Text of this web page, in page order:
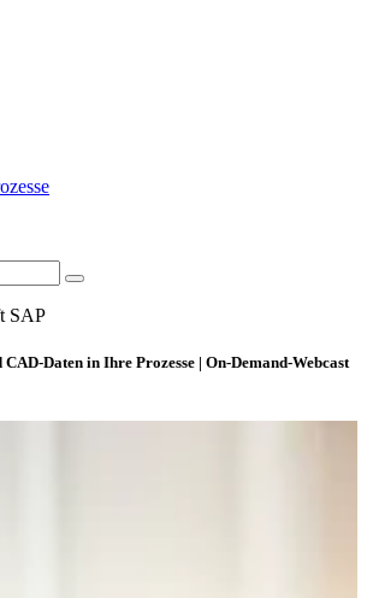
SAP
Daten in Ihre Prozesse | On-Demand-Webcast